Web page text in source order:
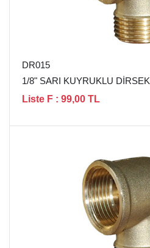
DR015
1/8" SARI KUYRUKLU DİRSEK
Liste F : 99,00 TL